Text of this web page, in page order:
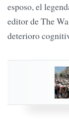
esposo, el
editor de The
deterioro